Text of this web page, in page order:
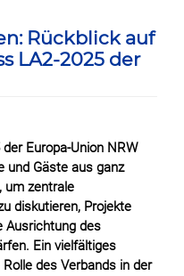
Rückblick auf
LA2-2025 der
Europa-Union NRW
und Gäste aus ganz
um zentrale
diskutieren, Projekte
Ausrichtung des
Ein vielfältiges
des Verbands in der